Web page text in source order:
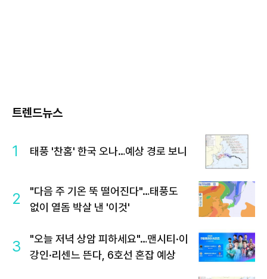
트렌드뉴스
1 태풍 '찬홈' 한국 오나…예상 경로 보니
2
"다음 주 기온 뚝 떨어진다"…태풍도
없이 열돔 박살 낸 '이것'
3
"오늘 저녁 상암 피하세요"…맨시티·이
강인·리센느 뜬다, 6호선 혼잡 예상